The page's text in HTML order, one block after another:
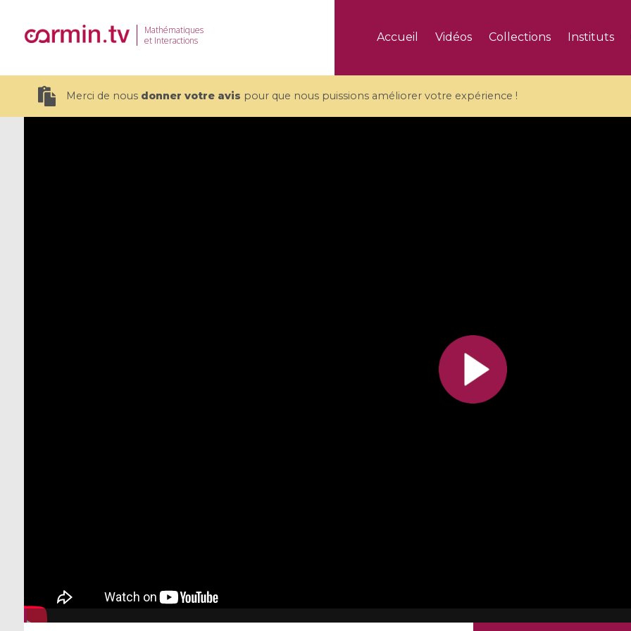
Mathématiques
et Interactions
Accueil Vidéos Collections Instituts
Merci de nous donner votre avis pour que nous puissions améliorer votre expérience !
Toutes les collections
Tous les instituts